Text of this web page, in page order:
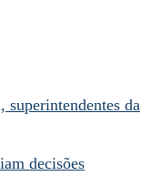
da
decisões